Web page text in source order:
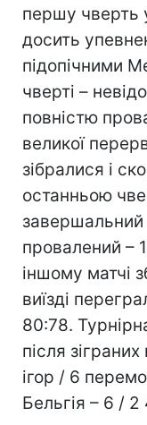
першу чверть
досить
підопічними
чверті –
повністю
великої
зібралися і
останньою
завершальний
провалений –
іншому матчі
виїзді
80:78.
після
ігор / 6
Бельгія – 6 / 2